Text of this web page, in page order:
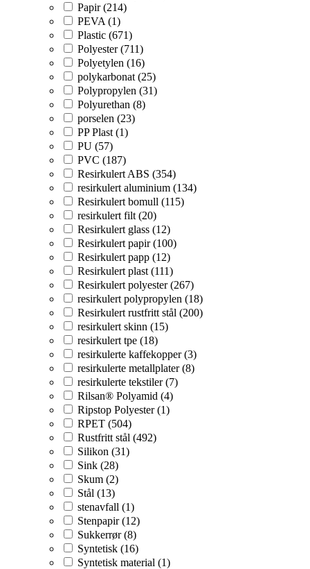
Papir (214)
PEVA (1)
Plastic (671)
Polyester (711)
Polyetylen (16)
polykarbonat (25)
Polypropylen (31)
Polyurethan (8)
porselen (23)
PP Plast (1)
PU (57)
PVC (187)
Resirkulert ABS (354)
resirkulert aluminium (134)
Resirkulert bomull (115)
resirkulert filt (20)
Resirkulert glass (12)
Resirkulert papir (100)
Resirkulert papp (12)
Resirkulert plast (111)
Resirkulert polyester (267)
resirkulert polypropylen (18)
Resirkulert rustfritt stål (200)
resirkulert skinn (15)
resirkulert tpe (18)
resirkulerte kaffekopper (3)
resirkulerte metallplater (8)
resirkulerte tekstiler (7)
Rilsan® Polyamid (4)
Ripstop Polyester (1)
RPET (504)
Rustfritt stål (492)
Silikon (31)
Sink (28)
Skum (2)
Stål (13)
stenavfall (1)
Stenpapir (12)
Sukkerrør (8)
Syntetisk (16)
Syntetisk material (1)